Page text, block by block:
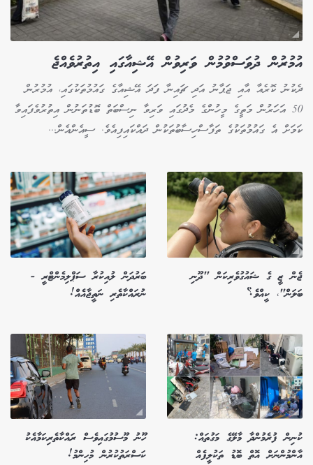
އުމުރުން ދުވަސްވުމުން ވަރިވުން އޭޝިއާގައި އިތުރުވެއްޖެ
ދެކުނު ކޮރެއާ އާއި ޖަޕާނު އަދި ޗައިނާ ފަދަ އޭޝިއާގެ ގައުމުތަކުގައި، އުމުރުން
50 އަހަރުން މަތީގެ މީހުންގެ މެދުގައި ވަރިވާ ނިސްބަތް ބޮޑުތަނުން އިތުރުވެފައިވާ
ކަމަށް އެ ގައުމުތަކުގެ ތަފާސްހިސާބުތަކުން ދައްކައިފިއެވެ. ސީއެންއެން...
ޖެން ޒީ ގެ ޝައުގުވެރިކަން "ދޫނި
ބަލަން"، ކީއްވެ؟
ބަރުދަން ލުއިކުރާ ސަޕްލިމެންޓްރީ -
ނުރައްކާތެރި ނަތީޖާއެއް!
ކުނިން ފުރެމުންދާ މާލޭގެ މަގުތައް:
އާންމުންނަށް އޮތް ބޮޑު ތަކުލީފެއް
ހޫނު މޫސުމުގައިވެސް ރައްކާތެރިކަމާއެކު
ކަސްރަތުކުރުން މުހިންމު!